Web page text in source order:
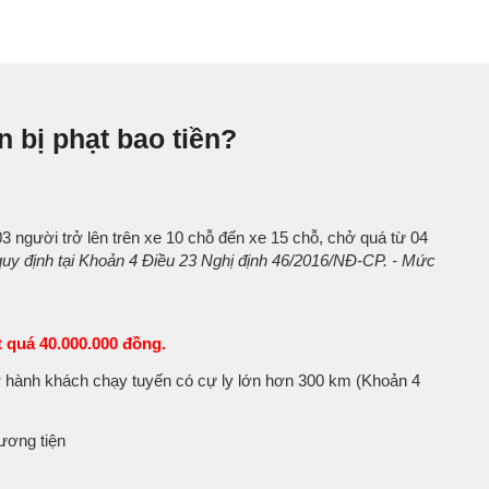
bị phạt bao tiền?
trở lên trên xe 10 chỗ đến xe 15 chỗ, chở quá từ 04
định tại Khoản 4 Điều 23 Nghị định 46/2016/NĐ-CP. - Mức
40.000.000 đồng.
khách chạy tuyến có cự ly lớn hơn 300 km (Khoản 4
tiện